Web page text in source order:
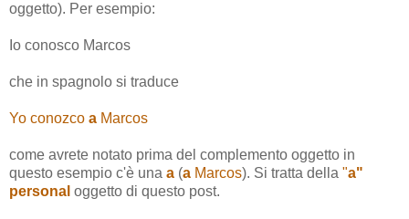
oggetto). Per esempio:
Io conosco Marcos
che in spagnolo si traduce
Yo conozco a Marcos
come avrete notato prima del complemento oggetto in
questo esempio c'è una a (a Marcos). Si tratta della "a"
personal oggetto di questo post.